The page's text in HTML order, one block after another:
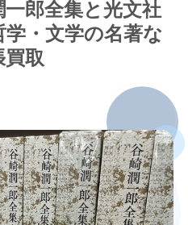
一郎全集と光文社
・文学の名著な
買取